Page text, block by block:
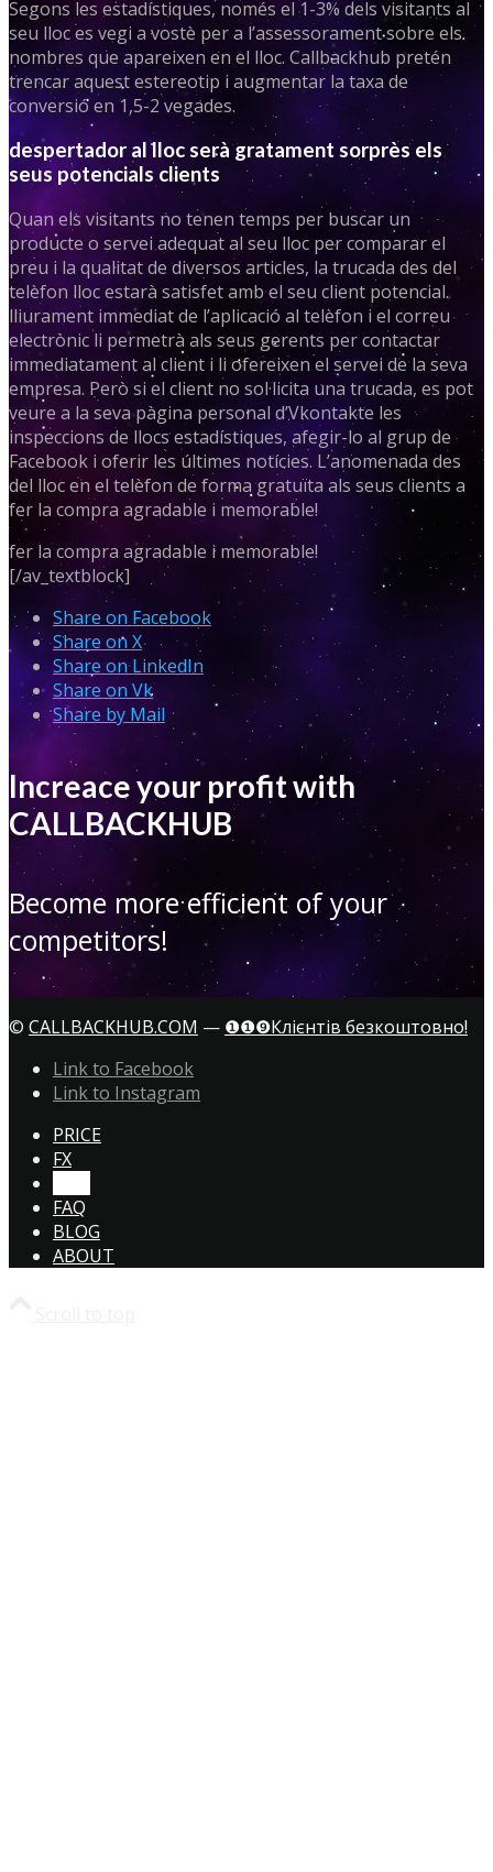
Segons les estadístiques, només el 1-3% dels visitants al
seu lloc es vegi a vostè per a l’assessorament sobre els
nombres que apareixen en el lloc. Callbackhub pretén
trencar aquest estereotip i augmentar la taxa de
conversió en 1,5-2 vegades.
despertador al lloc serà gratament sorprès els
seus potencials clients
Quan els visitants no tenen temps per buscar un
producte o servei adequat al seu lloc per comparar el
preu i la qualitat de diversos articles, la trucada des del
telèfon lloc estarà satisfet amb el seu client potencial.
lliurament immediat de l’aplicació al telèfon i el correu
electrònic li permetrà als seus gerents per contactar
immediatament al client i li ofereixen el servei de la seva
empresa. Però si el client no sol·licita una trucada, es pot
veure a la seva pàgina personal d’Vkontakte les
inspeccions de llocs estadístiques, afegir-lo al grup de
Facebook i oferir les últimes notícies. L’anomenada des
del lloc en el telèfon de forma gratuïta als seus clients a
fer la compra agradable i memorable!
fer la compra agradable i memorable!
[/av_textblock]
Share on Facebook
Share on X
Share on LinkedIn
Share on Vk
Share by Mail
Increace your profit with
CALLBACKHUB
Become more efficient of your
competitors!
© CALLBACKHUB.COM — ❶❶❾Клієнтів безкоштовно!
Link to Facebook
Link to Instagram
PRICE
FX
FAQ
BLOG
ABOUT